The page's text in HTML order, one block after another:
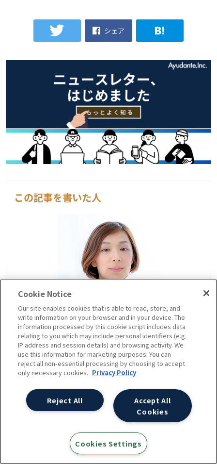
シェア
この記事を書いた人
粂野 三佳
デジタル広告コンサルタント
専業主婦から金融系営業を経てインターネット広
告業界へ。愛媛在住、リモートワークでアユダン
テにジョイン。これまでBtoCからニッチなBtoB商
材まで幅広く経験。やると決めたら動かずにいら
れない行動力で顧客貢献を目指す。好きなものは
SNOOPYと岡本太郎。
Cookie Notice
Our site enables cookies that is able to read, store, and
write information on your browser and in your device. The
information processed by this cookie script includes data
relating to you which may include personal identifiers (e.g.
IP address and session details) and browsing activity. We
use this information for marketing purposes. You can
reject all non-essential processing by choosing to accept
only necessary cookies. Privacy Policy
Accept All
Cookies
Reject All
Cookies Settings